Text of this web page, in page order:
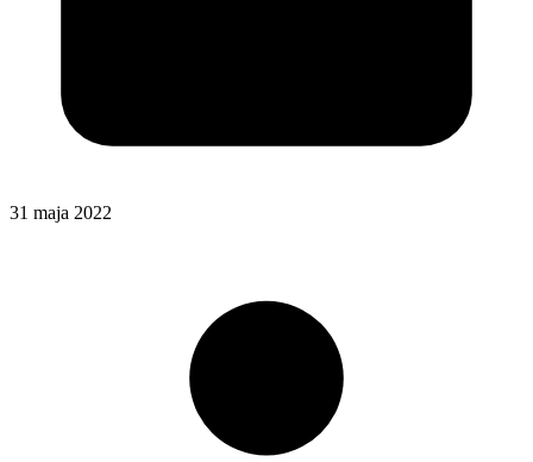
31 maja 2022